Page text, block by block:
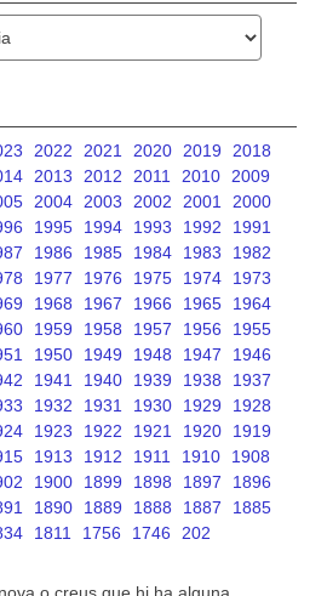
2022 2021 2020 2019
2018
2013 2012 2011 2010
2009
2004 2003 2002 2001
2000
1995 1994 1993 1992
1991
1986 1985 1984 1983
1982
1977 1976 1975 1974
1973
1968 1967 1966 1965
1964
1959 1958 1957 1956
1955
1950 1949 1948 1947
1946
1941 1940 1939 1938
1937
1932 1931 1930 1929
1928
1923 1922 1921 1920
1919
1913 1912 1911 1910
1908
1900 1899 1898 1897
1896
1890 1889 1888 1887
1885
1811 1756 1746 202